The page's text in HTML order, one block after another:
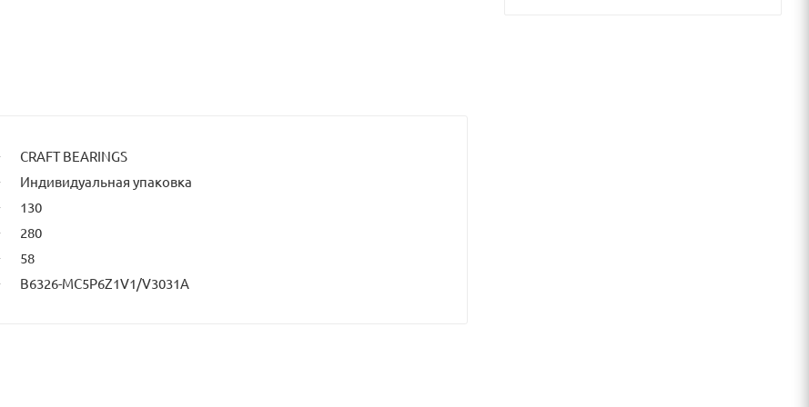
CRAFT BEARINGS
Индивидуальная упаковка
130
280
58
B6326-MC5P6Z1V1/V3031A